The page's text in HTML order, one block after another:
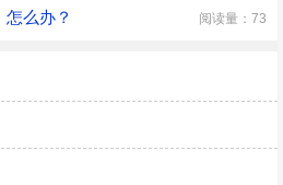
么办？ 阅读量：73